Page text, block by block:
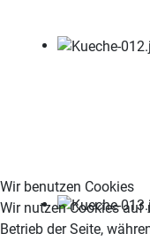
Wir benutzen Cookies
Wir nutzen Cookies auf
Betrieb der Seite,